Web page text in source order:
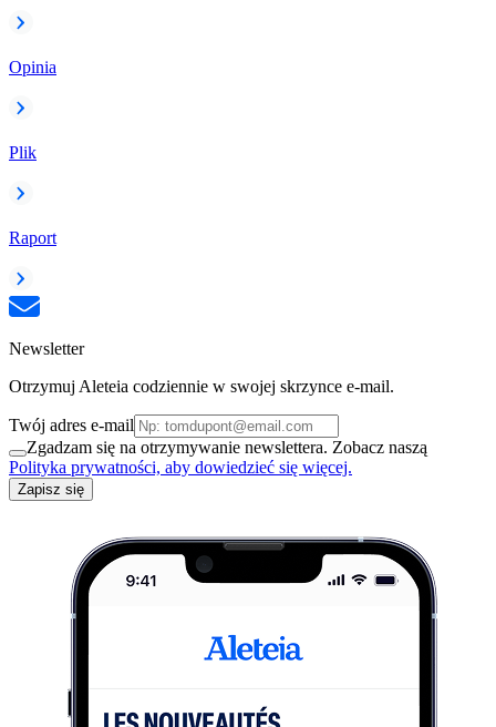
Opinia
Plik
Raport
Newsletter
Otrzymuj Aleteia codziennie w swojej skrzynce e-mail.
Twój adres e-mail
Zgadzam się na otrzymywanie newslettera. Zobacz naszą
Polityka prywatności, aby dowiedzieć się więcej.
Zapisz się